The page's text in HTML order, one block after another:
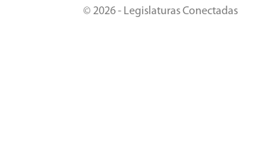
© 2026 - Legislaturas Conectadas